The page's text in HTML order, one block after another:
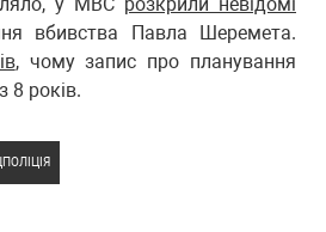
вбивства Павла Шеремета.
, чому запис про планування
8 років.